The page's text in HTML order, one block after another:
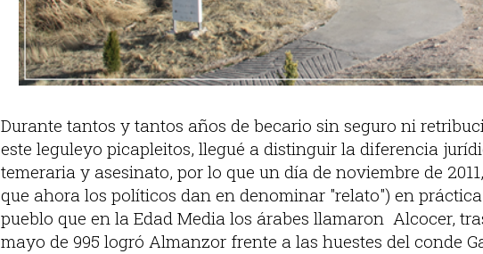
Durante tantos y tantos años de becario sin seguro ni
este leguleyo picapleitos, llegué a distinguir la diferencia
temeraria y asesinato, por lo que un día de noviembre de
que ahora los políticos dan en denominar "relato") en
pueblo que en la Edad Media los árabes llamaron Alcocer,
mayo de 995 logró Almanzor frente a las huestes del conde